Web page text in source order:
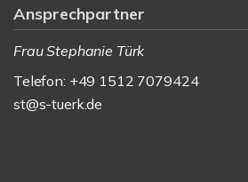
Ansprechpartner
Frau Stephanie Türk
Telefon: +49 1512 7079424
st@s-tuerk.de